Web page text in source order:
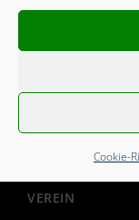
Cookie-
Freiwilliges
VEREIN